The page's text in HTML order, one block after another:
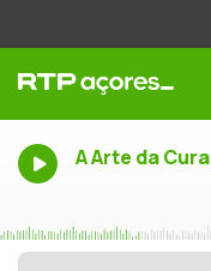
A Arte da Cura